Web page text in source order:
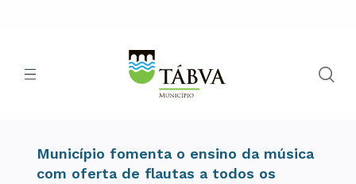
Município fomenta o ensino da música
com oferta de flautas a todos os